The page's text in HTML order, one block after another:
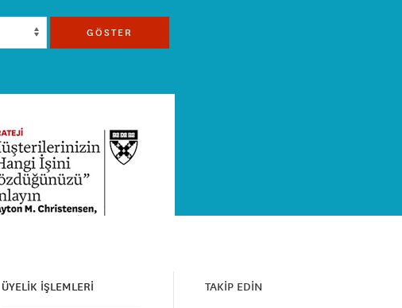
GÖSTER
ÜYELİK İŞLEMLERİ TAKİP EDİN